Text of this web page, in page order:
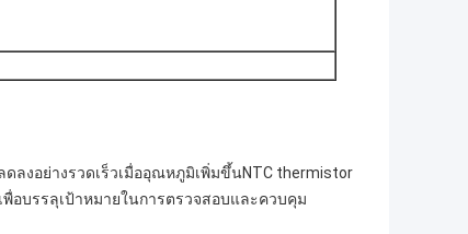
ลงอย่างรวดเร็วเมื่ออุณหภูมิเพิ่มขึ้นNTC thermistor
บรรลุเป้าหมายในการตรวจสอบและควบคุม